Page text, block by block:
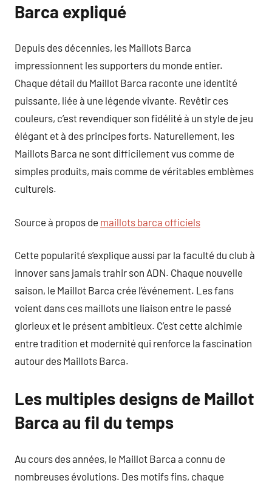
Barca expliqué
Depuis des décennies, les Maillots Barca
impressionnent les supporters du monde entier.
Chaque détail du Maillot Barca raconte une identité
puissante, liée à une légende vivante. Revêtir ces
couleurs, c’est revendiquer son fidélité à un style de jeu
élégant et à des principes forts. Naturellement, les
Maillots Barca ne sont difficilement vus comme de
simples produits, mais comme de véritables emblèmes
culturels.
Source à propos de maillots barca officiels
Cette popularité s’explique aussi par la faculté du club à
innover sans jamais trahir son ADN. Chaque nouvelle
saison, le Maillot Barca crée l’événement. Les fans
voient dans ces maillots une liaison entre le passé
glorieux et le présent ambitieux. C’est cette alchimie
entre tradition et modernité qui renforce la fascination
autour des Maillots Barca.
Les multiples designs de Maillot
Barca au fil du temps
Au cours des années, le Maillot Barca a connu de
nombreuses évolutions. Des motifs fins, chaque